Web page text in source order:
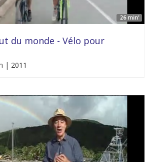
26 min'
du monde - Vélo pour
| 2011